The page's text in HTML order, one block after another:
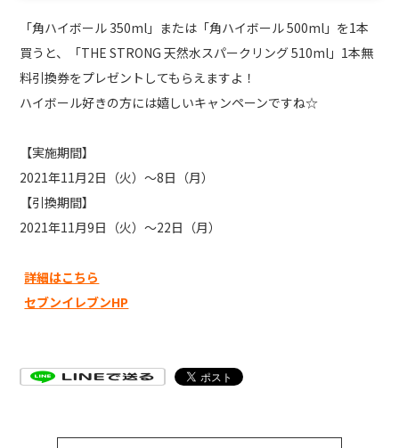
「角ハイボール 350ml 」または「角ハイボール500ml 」を1本
買うと、「THE STRONG天然水スパークリング510ml 」 1本無
料引換券をプレゼントしてもらえますよ！
ハイボール好きの方には嬉しいキャンペーンですね☆
【実施期間】
2021年11月2日（火）～8日（月）
【引換期間】
2021年11月9日（火）～22日（月）
詳細はこちら
セブンイレブンHP